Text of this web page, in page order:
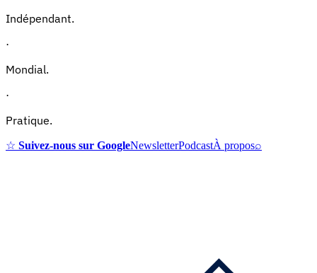
Indépendant.
·
Mondial.
·
Pratique.
☆ Suivez-nous sur GoogleNewsletterPodcastÀ propos⌕